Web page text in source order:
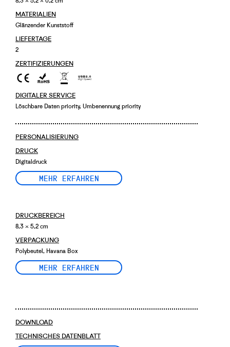
MATERIALIEN
Glänzender Kunststoff
LIEFERTAGE
2
ZERTIFIZIERUNGEN
DIGITALER SERVICE
Löschbare Daten priority, Umbenennung priority
PERSONALISIERUNG
DRUCK
Digitaldruck
MEHR ERFAHREN
DRUCKBEREICH
8,3 × 5,2 cm
VERPACKUNG
Polybeutel, Havana Box
MEHR ERFAHREN
DOWNLOAD
TECHNISCHES DATENBLATT